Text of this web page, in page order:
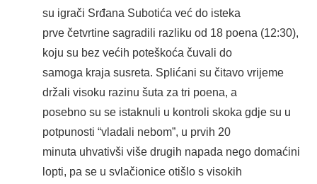
su igrači Srđana Subotića već do isteka
prve četvrtine sagradili razliku od 18 poena (12:30),
koju su bez većih poteškoća čuvali do
samoga kraja susreta. Splićani su čitavo vrijeme
držali visoku razinu šuta za tri poena, a
posebno su se istaknuli u kontroli skoka gdje su u
potpunosti “vladali nebom”, u prvih 20
minuta uhvativši više drugih napada nego domaćini
lopti, pa se u svlačionice otišlo s visokih